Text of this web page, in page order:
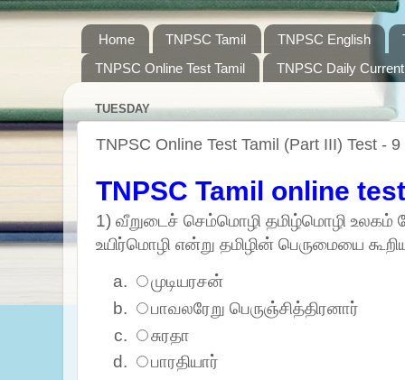
Home TNPSC Tamil TNPSC English
TNPSC Online Test Tamil
TNPSC Daily
TUESDAY
TNPSC Online Test Tamil (Part III) Test - 9
TNPSC Tamil online test
1) வீறுடைச் செம்மொழி தமிழ்மொழி உலகம்
உயிர்மொழி என்று தமிழின் பெருமையை
முடியரசன்
பாவலரேறு பெருஞ்சித்திரனார்
சுரதா
பாரதியார்